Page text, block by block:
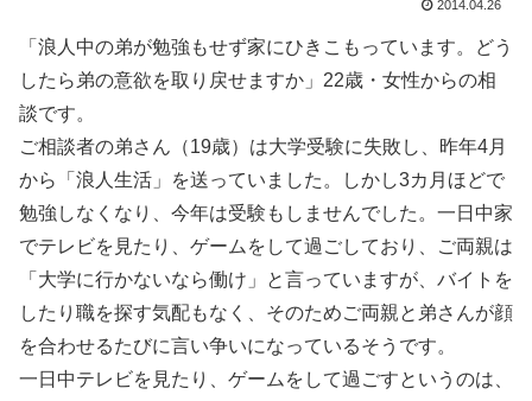
2014.04.26
「浪人中の弟が勉強もせず家にひきこもっています。どう
したら弟の意欲を取り戻せますか」22歳・女性からの相
談です。
ご相談者の弟さん（19歳）は大学受験に失敗し、昨年4月
から「浪人生活」を送っていました。しかし3カ月ほどで
勉強しなくなり、今年は受験もしませんでした。一日中家
でテレビを見たり、ゲームをして過ごしており、ご両親は
「大学に行かないなら働け」と言っていますが、バイトを
したり職を探す気配もなく、そのためご両親と弟さんが顔
を合わせるたびに言い争いになっているそうです。
一日中テレビを見たり、ゲームをして過ごすというのは、